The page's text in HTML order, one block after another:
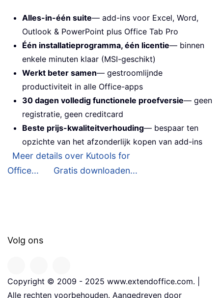
Alles-in-één suite— add-ins voor Excel, Word,
Outlook & PowerPoint plus Office Tab Pro
Één installatieprogramma, één licentie— binnen
enkele minuten klaar (MSI-geschikt)
Werkt beter samen— gestroomlijnde
productiviteit in alle Office-apps
30 dagen volledig functionele proefversie— geen
registratie, geen creditcard
Beste prijs-kwaliteitverhouding— bespaar ten
opzichte van het afzonderlijk kopen van add-ins
Meer details over Kutools for
Office...
Gratis downloaden...
Volg ons
Copyright © 2009 - 2025 www.extendoffice.com. |
Alle rechten voorbehouden. Aangedreven door